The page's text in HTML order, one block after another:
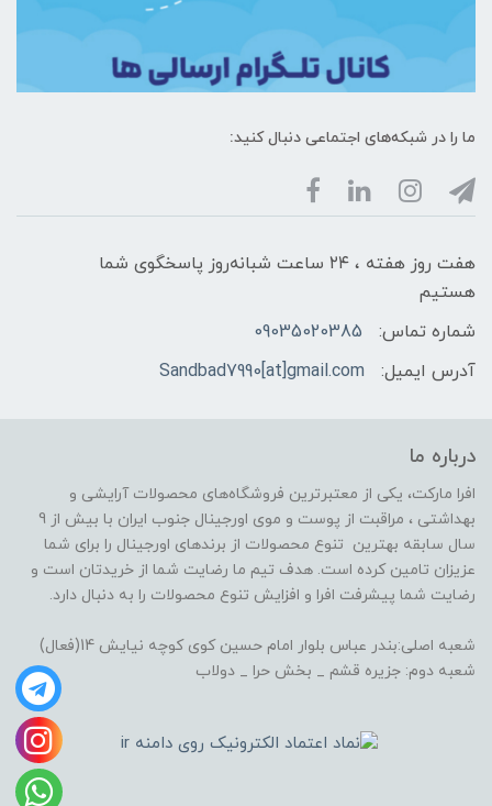
ما را در شبکه‌های اجتماعی دنبال کنید:
هفت روز هفته ، ۲۴ ساعت شبانه‌روز پاسخگوی شما
هستیم
شماره تماس:
09035020385
آدرس ایمیل:
Sandbad7990[at]gmail.com
درباره ما
افرا مارکت، یکی از معتبرترین فروشگاه‌های محصولات آرایشی و
بهداشتی ، مراقبت از پوست و موی اورجینال جنوب ایران با بیش از 9
سال سابقه بهترین تنوع محصولات از برندهای اورجینال را برای شما
عزیزان تامین کرده است. هدف تیم ما رضایت شما از خریدتان است و
رضایت شما پیشرفت افرا و افزایش تنوع محصولات را به دنبال دارد.
شعبه اصلی:بندر عباس بلوار امام حسین کوی کوچه نیایش 14(فعال)
شعبه دوم: جزیره قشم _ بخش حرا _ دولاب